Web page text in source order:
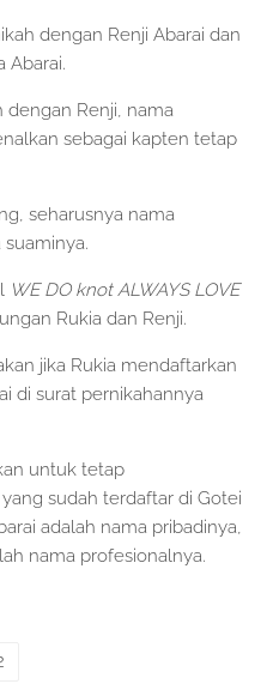
dengan Renji Abarai dan
Abarai.
dengan Renji, nama
sebagai kapten tetap
seharusnya nama
WE DO knot ALWAYS LOVE
Rukia dan Renji.
jika Rukia mendaftarkan
di surat pernikahannya
untuk tetap
sudah terdaftar di Gotei
adalah nama pribadinya,
nama profesionalnya.